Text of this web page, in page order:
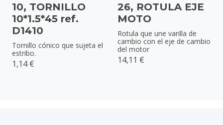
10, TORNILLO
10*1.5*45 ref.
D1410
Tornillo cónico que sujeta el
estribo.
1,14 €
26, ROTULA EJE
MOTO
Rotula que une varilla de
cambio con el eje de cambio
del motor
14,11 €